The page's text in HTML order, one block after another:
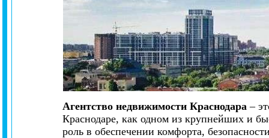
Агентство недвижимости Краснодара –
Краснодаре, как одном из крупнейших и
роль в обеспечении комфорта,